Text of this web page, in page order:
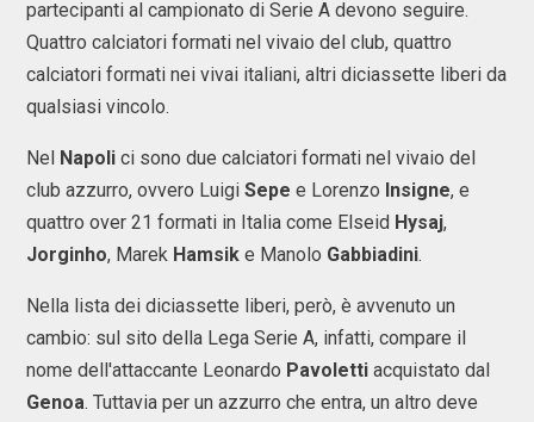
partecipanti al campionato di Serie A devono seguire.
Quattro calciatori formati nel vivaio del club, quattro
calciatori formati nei vivai italiani, altri diciassette liberi da
qualsiasi vincolo.
Nel Napoli ci sono due calciatori formati nel vivaio del
club azzurro, ovvero Luigi Sepe e Lorenzo Insigne, e
quattro over 21 formati in Italia come Elseid Hysaj,
Jorginho, Marek Hamsik e Manolo Gabbiadini.
Nella lista dei diciassette liberi, però, è avvenuto un
cambio: sul sito della Lega Serie A, infatti, compare il
nome dell'attaccante Leonardo Pavoletti acquistato dal
Genoa. Tuttavia per un azzurro che entra, un altro deve